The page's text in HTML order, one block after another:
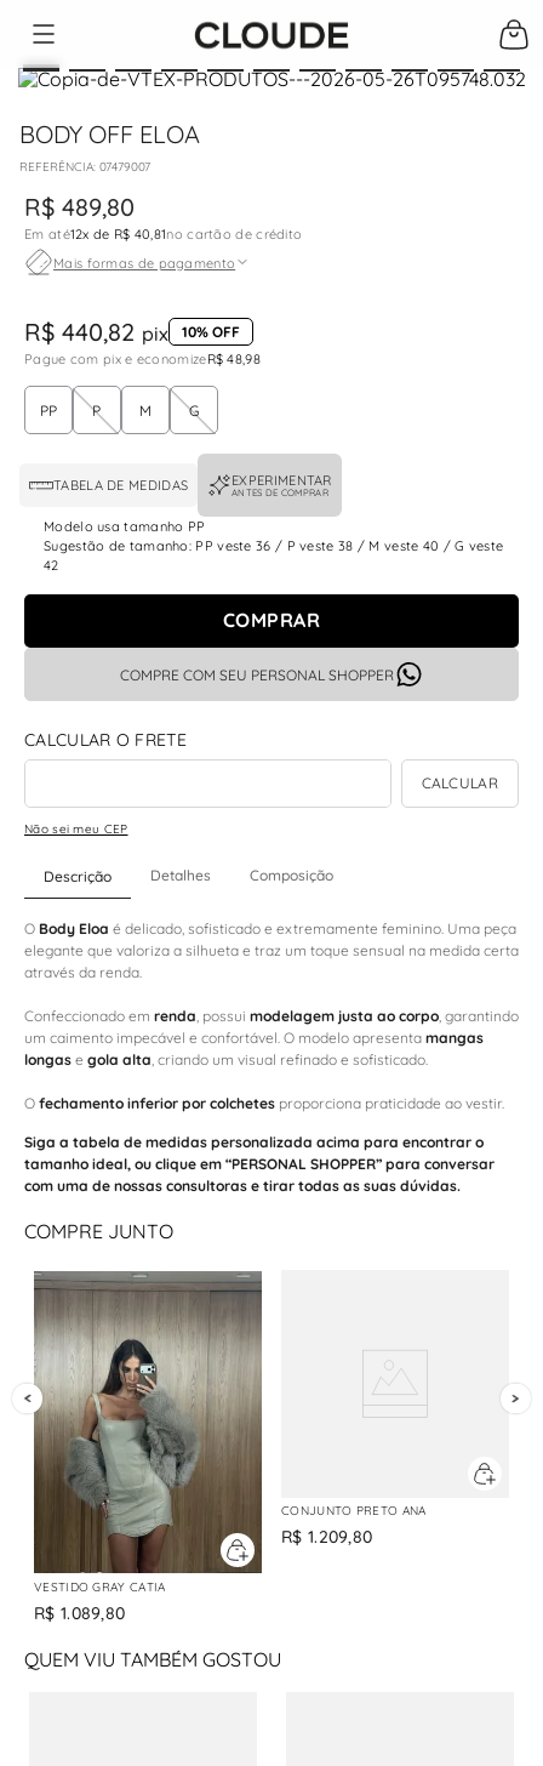
BODY OFF ELOA
: 07479007
R$ 489,80
Em até12x de R$ 40,81no cartão de crédito
Mais formas de pagamento
R$ 440,82 pix 10% OFF
Pague com pix e economizeR$ 48,98
PP P M G
TABELA DE MEDIDAS EXPERIMENTAR
ANTES DE COMPRAR
Modelo usa tamanho PP
Sugestão de tamanho: PP veste 36 / P veste 38 / M veste 40 / G veste
42
COMPRAR
COMPRE COM SEU PERSONAL SHOPPER
Não sei meu CEP
Descrição Detalhes Composição
O Body Eloa é delicado, sofisticado e extremamente feminino. Uma peça
elegante que valoriza a silhueta e traz um toque sensual na medida certa
através da renda.
Confeccionado em renda, possui modelagem justa ao corpo, garantindo
um caimento impecável e confortável. O modelo apresenta mangas
longas e gola alta, criando um visual refinado e sofisticado.
O fechamento inferior por colchetes proporciona praticidade ao vestir.
Siga a tabela de medidas personalizada acima para encontrar o
tamanho ideal, ou clique em “PERSONAL SHOPPER” para conversar
com uma de nossas consultoras e tirar todas as suas dúvidas.
COMPRE JUNTO
VESTIDO GRAY CATIA
R$ 1.089,80
CONJUNTO PRETO ANA
R$ 1.209,80
QUEM VIU TAMBÉM GOSTOU